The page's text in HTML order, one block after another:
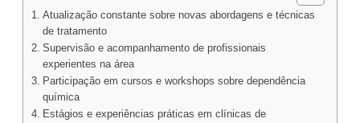
Atualização constante sobre novas abordagens e técnicas
de tratamento
Supervisão e acompanhamento de profissionais
experientes na área
Participação em cursos e workshops sobre dependência
química
Estágios e experiências práticas em clínicas de